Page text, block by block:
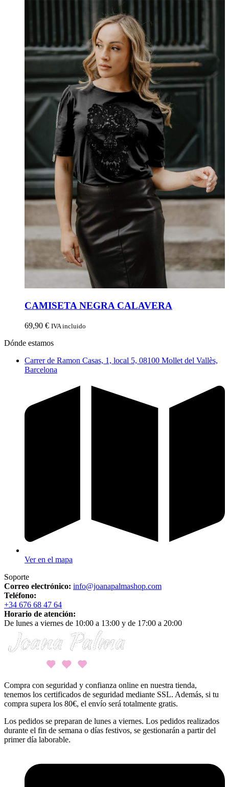
CAMISETA NEGRA CALAVERA
69,90 € IVA incluido
Dónde estamos
Carrer de Ramon Casas, 1, local 5, 08100 Mollet del Vallès,
Barcelona
Ver en el mapa
Soporte
Correo electrónico: info@joanapalmashop.com
Teléfono:
+34 676 68 47 64
Horario de atención:
De lunes a viernes de 10:00 a 13:00 y de 17:00 a 20:00
Compra con seguridad y confianza online en nuestra tienda,
tenemos los certificados de seguridad mediante SSL. Además, si tu
compra supera los 80€, el envío será totalmente gratis.
Los pedidos se preparan de lunes a viernes. Los pedidos realizados
durante el fin de semana o días festivos, se gestionarán a partir del
primer día laborable.